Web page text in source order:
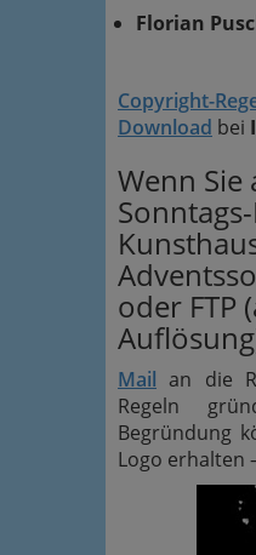
Florian
Copyright-
Download bei
Wenn
oder FTP
Mail an die
Regeln
Begründung
Logo erhalten